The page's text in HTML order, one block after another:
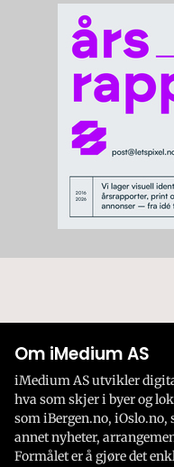
Om iMedium AS
iMedium AS utvikler
hva som skjer i byer og
som iBergen.no,
annet nyheter,
Formålet er å gjøre det